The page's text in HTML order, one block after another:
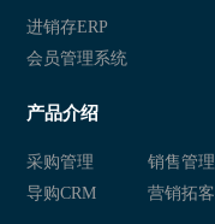
进销存ERP
会员管理系统
产品介绍
采购管理 销售管理
导购CRM
营销拓客